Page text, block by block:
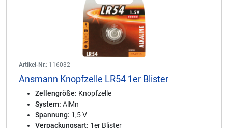
Artikel-Nr.: 116032
Ansmann Knopfzelle LR54 1er Blister
Zellengröße: Knopfzelle
System: AlMn
Spannung: 1,5 V
Verpackungsart: 1er Blister